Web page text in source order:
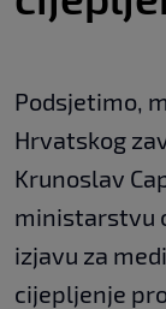
Podsjetimo,
Hrvatskog
Krunoslav
ministarstvu
izjavu za
cijepljenje